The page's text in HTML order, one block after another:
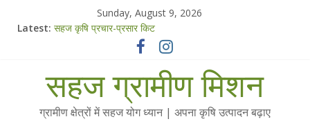
Sunday, August 9, 2026
Latest: सहज कृषि प्रचार-प्रसार किट
Standee Designs @ 2025 for Sahaj Krishi Promotions
Chalo Gaon Ki Or Abhiyaan - 2025-26
Collected Talks on Vibrated Water
सहज ग्रामीण मिशन
ग्रामीण क्षेत्रों में सहज योग ध्यान | अपना कृषि उत्पादन बढ़ाए